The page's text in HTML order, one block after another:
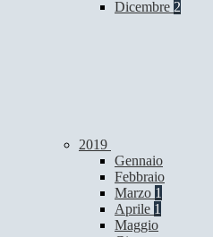
Dicembre 2
2019
Gennaio
Febbraio
Marzo 1
Aprile 1
Maggio